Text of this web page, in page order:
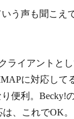
う声も聞こえ
ライアントとし
に対応して
便利。Becky!
、これでOK。